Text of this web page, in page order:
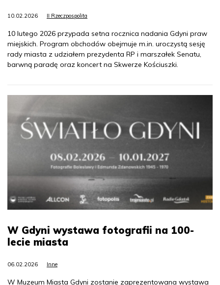
10.02.2026 II Rzeczpospolita
10 lutego 2026 przypada setna rocznica nadania Gdyni praw
miejskich. Program obchodów obejmuje m.in. uroczystą sesję
rady miasta z udziałem prezydenta RP i marszałek Senatu,
barwną paradę oraz koncert na Skwerze Kościuszki.
W Gdyni wystawa fotografii na 100-
lecie miasta
06.02.2026 Inne
W Muzeum Miasta Gdyni zostanie zaprezentowana wystawa